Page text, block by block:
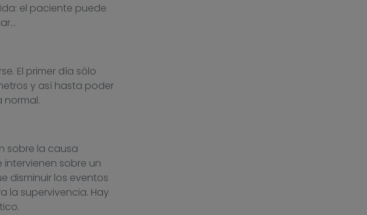
el paciente puede
El primer día sólo
y así hasta poder
normal.
sobre la causa
sobre un
disminuir los eventos
la supervivencia. Hay